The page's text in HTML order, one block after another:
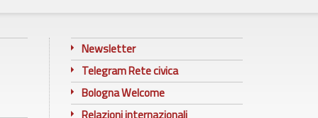
Newsletter
Telegram Rete civica
Bologna Welcome